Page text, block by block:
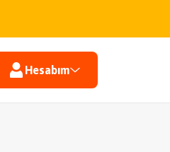
Hesabım